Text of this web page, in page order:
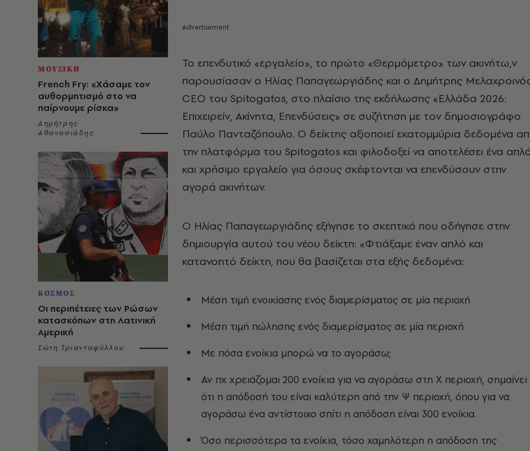
ΜΟΥΣΙΚΗ
French Fry: «Χάσαμε τον
αυθορμητισμό στο να
παίρνουμε ρίσκα»
Δημήτρης
Αθανασιάδης
ΚΟΣΜΟΣ
Οι περιπέτειες των Ρώσων
κατασκόπων στη Λατινική
Αμερική
Σώτη Τριανταφύλλου
Το επενδυτικό «εργαλείο», το πρώτο «Θερμόμετρο» των ακινήτω,ν
παρουσίασαν ο Ηλίας Παπαγεωργιάδης και ο Δημήτρης
CEO του Spitogatos, στο πλαίσιο της εκδήλωσης «Ελλάδα 2026:
Επιχειρείν, Ακίνητα, Επενδύσεις» σε συζήτηση με τον δημοσιογράφο
Παύλο Πανταζόπουλο. Ο δείκτης αξιοποιεί εκατομμύρια δεδομένα
την πλατφόρμα του Spitogatos και φιλοδοξεί να αποτελέσει ένα
και χρήσιμο εργαλείο για όσους σκέφτονται να επενδύσουν στην
αγορά ακινήτων.
Ο Ηλίας Παπαγεωργιάδης εξήγησε το σκεπτικό που οδήγησε στην
δημιουργία αυτού του νέου δείκτη: «Φτιάξαμε έναν απλό και
κατανοητό δείκτη, που θα βασίζεται στα εξής δεδομένα:
Μέση τιμή ενοικίασης ενός διαμερίσματος σε μία περιοχή
Μέση τιμή πώλησης ενός διαμερίσματος σε μία περιοχή
Με πόσα ενοίκια μπορώ να το αγοράσω;
Αν πχ χρειάζομαι 200 ενοίκια για να αγοράσω στη Χ περιοχή, σημαίνει
ότι η απόδοσή του είναι καλύτερη από την Ψ περιοχή, όπου για να
αγοράσω ένα αντίστοιχο σπίτι η απόδοση είναι 300 ενοίκια.
Όσο περισσότερα τα ενοίκια, τόσο χαμηλότερη η απόδοση της